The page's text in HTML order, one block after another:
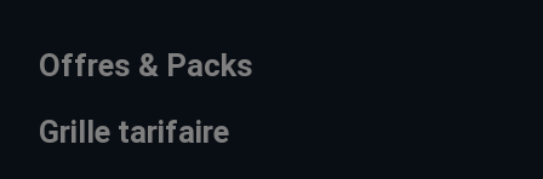
Offres & Packs
Grille tarifaire